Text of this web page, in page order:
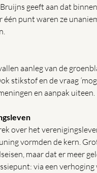
geeft aan dat
één punt waren ze
aanleg van de
stikstof en de vraag ‘
en aanpak uiteen.
over het
vormden de kern.
maar dat er meer
via een